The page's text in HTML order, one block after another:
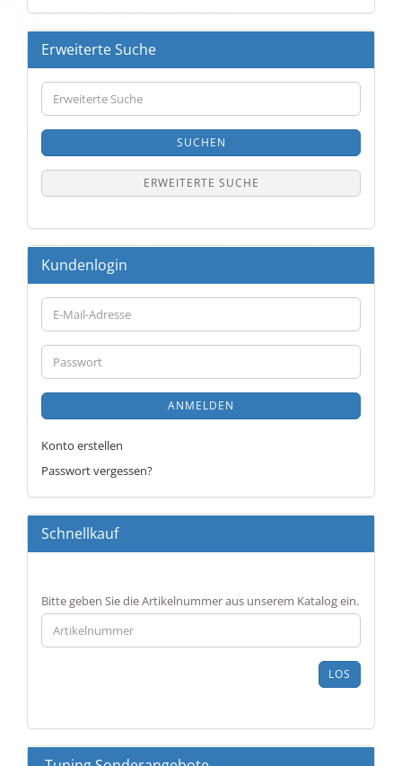
Erweiterte Suche
Erweiterte
Suche
SUCHEN
ERWEITERTE SUCHE
Kundenlogin
E-
Mail-
Adresse
Passwort
ANMELDEN
Konto erstellen
Passwort vergessen?
Schnellkauf
BITTE
GEBEN
SIE
DIE
EIN.
Bitte geben Sie die Artikelnummer aus unserem Katalog ein.
LOS